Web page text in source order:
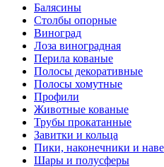
Балясины
Столбы опорные
Виноград
Лоза виноградная
Перила кованые
Полосы декоративные
Полосы хомутные
Профили
Животные кованые
Трубы прокатанные
Завитки и кольца
Пики, наконечники и
Шары и полусферы